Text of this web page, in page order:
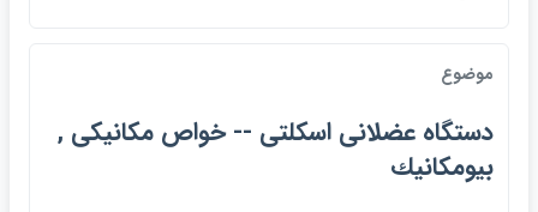
موضوع
دستگاه عضلاني اسكلتي -- خواص مكانيكي ,
بيومكانيك